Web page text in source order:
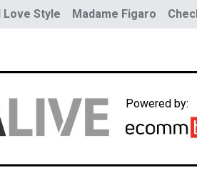
Love Style Madame Figaro
Powered by: